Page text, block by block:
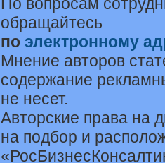
обращайтесь
по электронному
Мнение авторов
содержание
не несет.
Авторские права на
на подбор и